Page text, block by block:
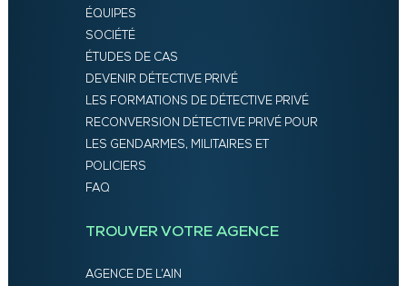
ÉQUIPES
SOCIÉTÉ
ÉTUDES DE CAS
DEVENIR DÉTECTIVE PRIVÉ
LES FORMATIONS DE DÉTECTIVE PRIVÉ
RECONVERSION DÉTECTIVE PRIVÉ POUR
LES GENDARMES, MILITAIRES ET
POLICIERS
FAQ
TROUVER VOTRE AGENCE
AGENCE DE L’AIN